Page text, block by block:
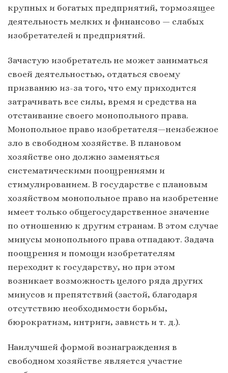
крупных и богатых предприятий, тормозящее
деятельность мелких и финансово — слабых
изобретателей и предприятий.
Зачастую изобретатель не может заниматься
своей деятельностью, отдаться своему
призванию из-за того, что ему приходится
затрачивать все силы, время и средства на
отстаивание своего монопольного права.
Монопольное право изобретателя—неизбежное
зло в свободном хозяйстве. В плановом
хозяйстве оно должно заменяться
систематическими поощрениями и
стимулированием. В государстве с плановым
хозяйством монопольное право на изобретение
имеет только общегосударственное значение
по отношению к другим странам. В этом случае
минусы монопольного права отпадают. Задача
поощрения и помощи изобретателям
переходит к государству, но при этом
возникает возможность целого ряда других
минусов и препятствий (застой, благодаря
отсутствию необходимости борьбы,
бюрократизм, интриги, зависть и т. д.).
Наилучшей формой вознаграждения в
свободном хозяйстве является участие